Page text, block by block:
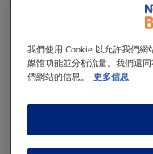
文章
蛋白質不一定
我們使用 Cookie 以允許我們
媒體功能並分析流量。我們還
們網站的信息。
更多信息